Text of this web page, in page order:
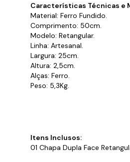
Características Técnicas e
Material: Ferro Fundido.
Comprimento: 50cm.
Modelo: Retangular.
Linha: Artesanal.
Largura: 25cm.
Altura: 2,5cm.
Alças: Ferro.
Peso: 5,3Kg.
Itens Inclusos:
01 Chapa Dupla Face